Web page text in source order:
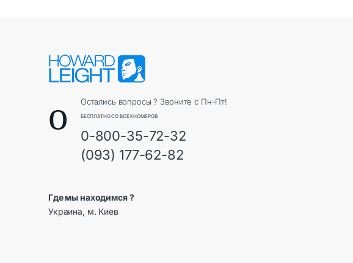
Остались вопросы ? Звоните с Пн-Пт!
БЕСПЛАТНО СО ВСЕХ НОМЕРОВ:
0-800-35-72-32
(093) 177-62-82
Где мы находимся ?
Украина, м. Киев